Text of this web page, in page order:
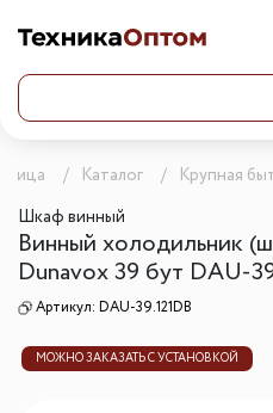
Каталог Крупная
Шкаф винный
Винный холодильник
Dunavox 39 бут DAU-
Артикул: DAU-39.121DB
МОЖНО ЗАКАЗАТЬ С УСТАНОВКОЙ